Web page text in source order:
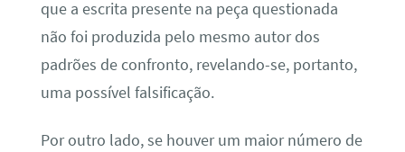
que a escrita presente na peça questionada
não foi produzida pelo mesmo autor dos
padrões de confronto, revelando-se, portanto,
uma possível falsificação.
Por outro lado, se houver um maior número de